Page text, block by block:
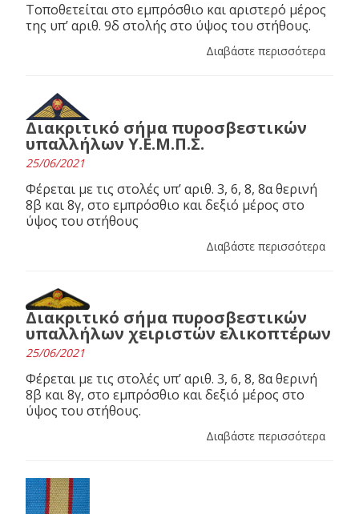
Τοποθετείται στο εμπρόσθιο και αριστερό μέρος
της υπ’ αριθ. 9δ στολής στο ύψος του στήθους.
Διαβάστε περισσότερα
Διακριτικό σήμα πυροσβεστικών
υπαλλήλων Υ.Ε.Μ.Π.Σ.
25/06/2021
Φέρεται με τις στολές υπ’ αριθ. 3, 6, 8, 8α θερινή
8β και 8γ, στο εμπρόσθιο και δεξιό μέρος στο
ύψος του στήθους
Διαβάστε περισσότερα
Διακριτικό σήμα πυροσβεστικών
υπαλλήλων χειριστών ελικοπτέρων
25/06/2021
Φέρεται με τις στολές υπ’ αριθ. 3, 6, 8, 8α θερινή
8β και 8γ, στο εμπρόσθιο και δεξιό μέρος στο
ύψος του στήθους.
Διαβάστε περισσότερα